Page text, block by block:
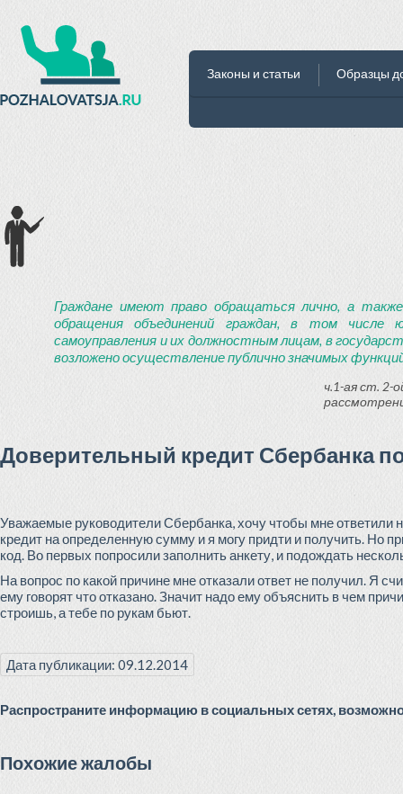
Законы и статьи Образцы
Граждане имеют право обращаться лично, а
обращения объединений граждан, в том числе
самоуправления и их должностным лицам, в
возложено осуществление публично значимых
ч.1-ая ст. 2-
Доверительный кредит Сбербанка
Уважаемые руководители Сбербанка, хочу чтобы мне ответили
кредит на определенную сумму и я могу придти и получить. Но
код. Во первых попросили заполнить анкету, и подождать
На вопрос по какой причине мне отказали ответ не получил. Я
ему говорят что отказано. Значит надо ему объяснить в чем
строишь, а тебе по рукам бьют.
Дата публикации: 09.12.2014
Распространите информацию в социальных сетях,
Похожие жалобы